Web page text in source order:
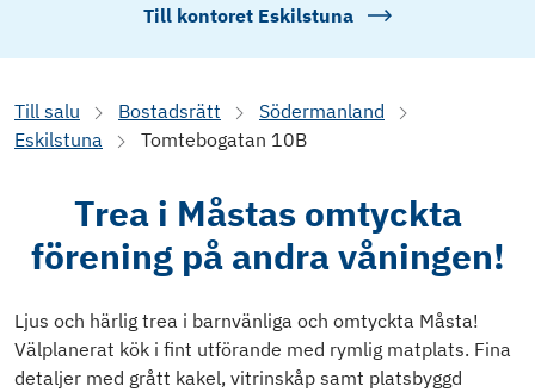
Till kontoret Eskilstuna
Till salu Bostadsrätt
Södermanland
Eskilstuna
Tomtebogatan 10B
Trea i Måstas omtyckta
förening på andra våningen!
Ljus och härlig trea i barnvänliga och omtyckta Måsta!
Välplanerat kök i fint utförande med rymlig matplats. Fina
detaljer med grått kakel, vitrinskåp samt platsbyggd